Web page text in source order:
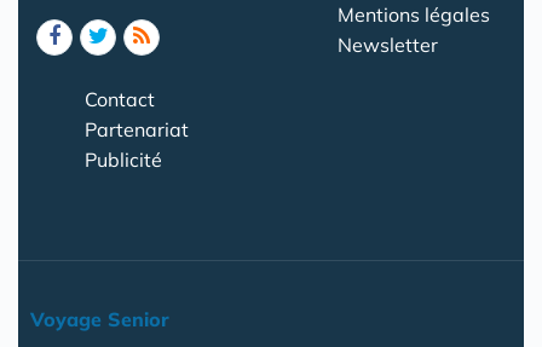
Mentions légales
Newsletter
Contact
Partenariat
Publicité
Voyage Senior